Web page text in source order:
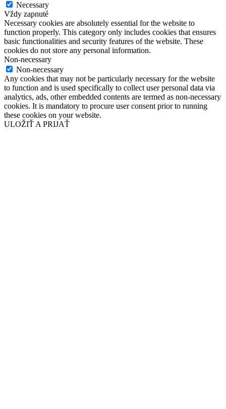
Necessary
Vždy zapnuté
Necessary cookies are absolutely essential for the website to
function properly. This category only includes cookies that ensures
basic functionalities and security features of the website. These
cookies do not store any personal information.
Non-necessary
Non-necessary
Any cookies that may not be particularly necessary for the website
to function and is used specifically to collect user personal data via
analytics, ads, other embedded contents are termed as non-necessary
cookies. It is mandatory to procure user consent prior to running
these cookies on your website.
ULOŽIŤ A PRIJAŤ